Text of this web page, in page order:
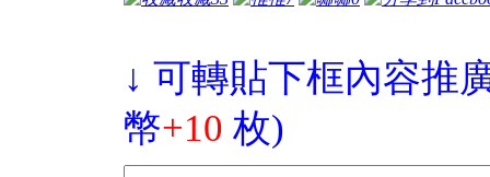
↓ 可轉貼下框內容推
幣+10 枚)